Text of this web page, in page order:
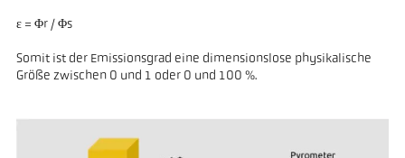
ε = Φr / Φs
Somit ist der Emissionsgrad eine dimensionslose physikalische
Größe zwischen 0 und 1 oder 0 und 100 %.